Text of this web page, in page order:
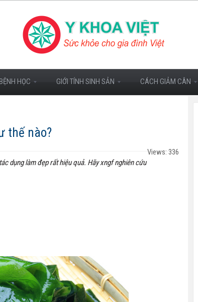
HỌC GIỚI TÍNH SINH SẢN CÁCH GIẢM CÂN
thế nào?
Views: 336
dụng làm đẹp rất hiệu quả. Hãy xngf nghiên cứu